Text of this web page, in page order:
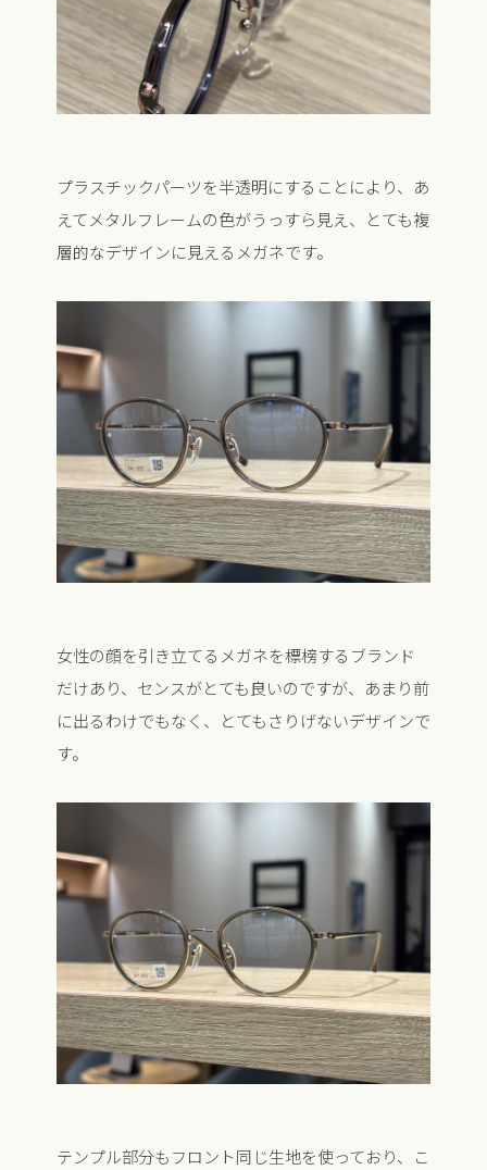
プラスチックパーツを半透明にすることにより、あ
えてメタルフレームの色がうっすら見え、とても複
層的なデザインに見えるメガネです。
女性の顔を引き立てるメガネを標榜するブランド
だけあり、センスがとても良いのですが、あまり前
に出るわけでもなく、とてもさりげないデザインで
す。
テンプル部分もフロント同じ生地を使っており、こ